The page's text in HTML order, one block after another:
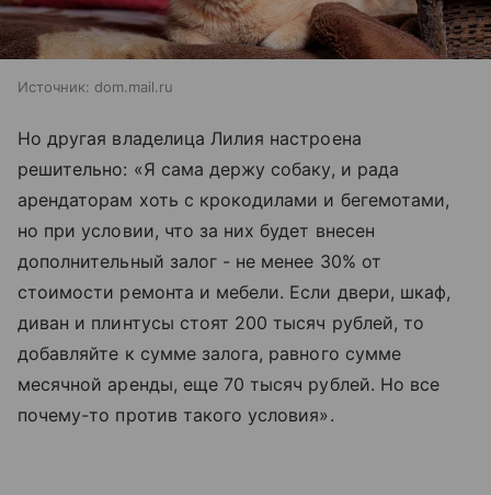
Источник: dom.mail.ru
Но другая владелица Лилия настроена
решительно: «Я сама держу собаку, и рада
арендаторам хоть с крокодилами и бегемотами,
но при условии, что за них будет внесен
дополнительный залог - не менее 30% от
стоимости ремонта и мебели. Если двери, шкаф,
диван и плинтусы стоят 200 тысяч рублей, то
добавляйте к сумме залога, равного сумме
месячной аренды, еще 70 тысяч рублей. Но все
почему-то против такого условия».